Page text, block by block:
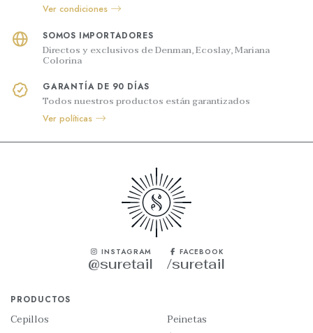
Ver condiciones
SOMOS IMPORTADORES
Directos y exclusivos de Denman, Ecoslay, Mariana
Colorina
GARANTÍA DE 90 DÍAS
Todos nuestros productos están garantizados
Ver políticas
INSTAGRAM
@suretail
FACEBOOK
/suretail
PRODUCTOS
Cepillos
Peinetas